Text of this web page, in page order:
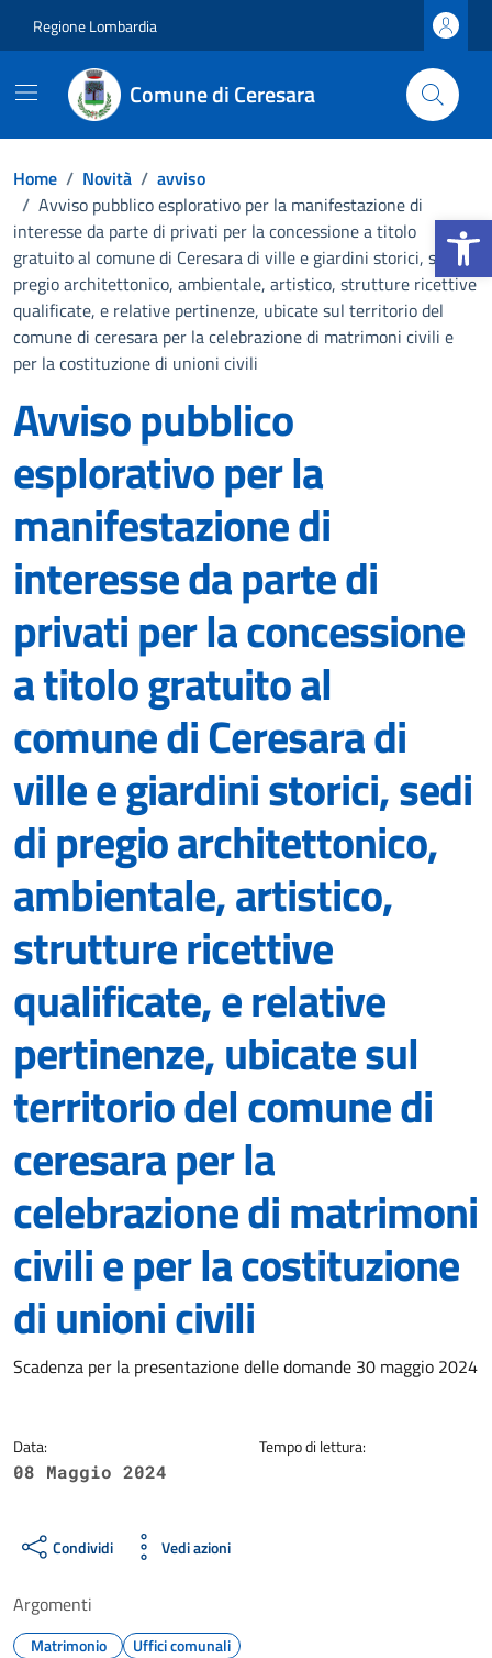
Apri la
Regione Lombardia
Comune di Ceresara
Home / Novità / avviso
/ Avviso pubblico esplorativo per la manifestazione di
interesse da parte di privati per la concessione a titolo
gratuito al comune di Ceresara di ville e giardini storici, sedi di
pregio architettonico, ambientale, artistico, strutture ricettive
qualificate, e relative pertinenze, ubicate sul territorio del
comune di ceresara per la celebrazione di matrimoni civili e
per la costituzione di unioni civili
Avviso pubblico
esplorativo per la
manifestazione di
interesse da parte di
privati per la concessione
a titolo gratuito al
comune di Ceresara di
ville e giardini storici, sedi
di pregio architettonico,
ambientale, artistico,
strutture ricettive
qualificate, e relative
pertinenze, ubicate sul
territorio del comune di
ceresara per la
celebrazione di matrimoni
civili e per la costituzione
di unioni civili
Dettagli della notizia
Scadenza per la presentazione delle domande 30 maggio 2024
Data:
08 Maggio 2024
Tempo di lettura:
Condividi Vedi azioni
Argomenti
Matrimonio Uffici comunali